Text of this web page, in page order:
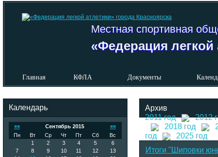
Местная спортивная
«Федерация легкой
Главная КФЛА Документы
Календарь
«« Сентябрь 2015
»»
Пн
Вт Ср Чт Пт Сб
Вс
1
2 3 4 5
6
7
8 9 10 11 12
13
Архив
2011 год
2012
2018 год
год
2025 год
Итоги "Шиповки